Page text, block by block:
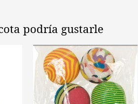
podría gustarle